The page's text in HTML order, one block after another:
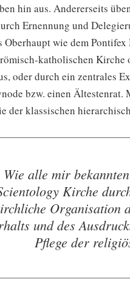
hin aus. Andererseits
Ernennung und
wie dem
katholischen Kirche
oder durch ein zentrales
bzw. einen
der klassischen
Wie alle mir
Kirche
Organisation
und des
Pflege der